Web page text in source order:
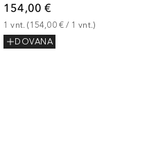
154,00 €
1 vnt. (154,00 € / 1 vnt.)
DOVANA